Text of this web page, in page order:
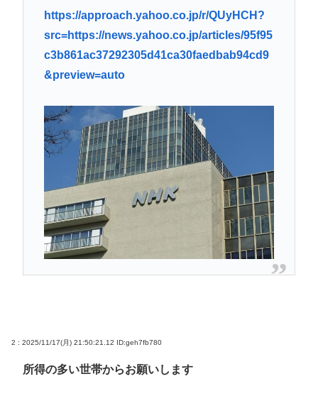
林家パー子、認知症が進行「一人で外出られない」
難聴で夫・ペーと「筆談」…自宅全焼から約1年
Powered by livedoor 相互RSS
https://approach.yahoo.co.jp/r/QUyHCH?
src=https://news.yahoo.co.jp/articles/95f95
c3b861ac37292305d41ca30faedbab94cd9
&preview=auto
2 : 2025/11/17(月) 21:50:21.12 ID:geh7fb780
所得の多い世帯からお願いします